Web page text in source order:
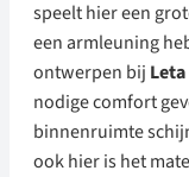
speelt hier een
een armleuning
ontwerpen bij Leta
nodige comfort
binnenruimte
ook hier is het